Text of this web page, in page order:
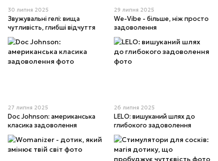
30 липня 2025
Звужувальні гелі: вища
чутливість, глибші відчуття
29 липня 2025
We-Vibe - більше, ніж просто
задоволення
27 липня 2025
Doc Johnson: американська
класика задоволення
26 липня 2025
LELO: вишуканий шлях до
глибокого задоволення